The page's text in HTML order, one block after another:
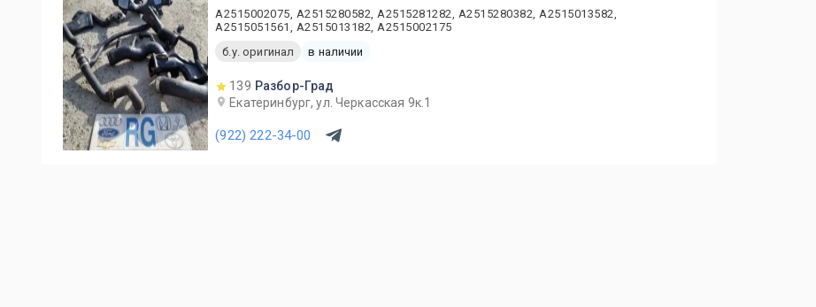
A2515002075, A2515280582, A2515281282, A2515280382, A2515013582,
A2515051561, A2515013182, A2515002175
б.у. оригинал
в наличии
139 Разбор-Град
Екатеринбург, ул. Черкасская 9к.1
(922) 222-34-00